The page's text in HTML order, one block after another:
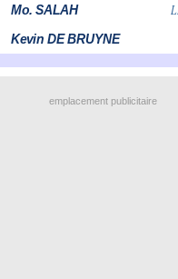
emplacement publicitaire